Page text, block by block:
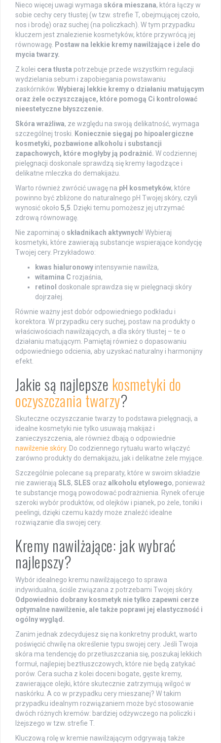
Nieco więcej uwagi wymaga skóra mieszana, która łączy w
sobie cechy cery tłustej (w tzw. strefie T, obejmującej czoło,
nos i brodę) oraz suchej (na policzkach). W tym przypadku
kluczem jest znalezienie kosmetyków, które przywrócą jej
równowagę. Postaw na lekkie kremy nawilżające i żele do
mycia twarzy.
Z kolei cera tłusta potrzebuje przede wszystkim regulacji
wydzielania sebum i zapobiegania powstawaniu
zaskórników. Wybieraj lekkie kremy o działaniu matującym
oraz żele oczyszczające, które pomogą Ci kontrolować
nieestetyczne błyszczenie.
Skóra wrażliwa, ze względu na swoją delikatność, wymaga
szczególnej troski. Koniecznie sięgaj po hipoalergiczne
kosmetyki, pozbawione alkoholu i substancji
zapachowych, które mogłyby ją podrażnić. W codziennej
pielęgnacji doskonale sprawdzą się kremy łagodzące i
delikatne mleczka do demakijażu.
Warto również zwrócić uwagę na pH kosmetyków, które
powinno być zbliżone do naturalnego pH Twojej skóry, czyli
wynosić około 5,5. Dzięki temu pomożesz jej utrzymać
zdrową równowagę.
Nie zapominaj o składnikach aktywnych! Wybieraj
kosmetyki, które zawierają substancje wspierające kondycję
Twojej cery. Przykładowo:
kwas hialuronowy intensywnie nawilża,
witamina C rozjaśnia,
retinol doskonale sprawdza się w pielęgnacji skóry
dojrzałej.
Równie ważny jest dobór odpowiedniego podkładu i
korektora. W przypadku cery suchej, postaw na produkty o
właściwościach nawilżających, a dla skóry tłustej – te o
działaniu matującym. Pamiętaj również o dopasowaniu
odpowiedniego odcienia, aby uzyskać naturalny i harmonijny
efekt.
Jakie są najlepsze kosmetyki do
oczyszczania twarzy?
Skuteczne oczyszczanie twarzy to podstawa pielęgnacji, a
idealne kosmetyki nie tylko usuwają makijaż i
zanieczyszczenia, ale również dbają o odpowiednie
nawilżenie skóry. Do codziennego rytuału warto włączyć
zarówno produkty do demakijażu, jak i delikatne żele myjące.
Szczególnie polecane są preparaty, które w swoim składzie
nie zawierają SLS, SLES oraz alkoholu etylowego, ponieważ
te substancje mogą powodować podrażnienia. Rynek oferuje
szeroki wybór produktów, od olejków i pianek, po żele, toniki i
peelingi, dzięki czemu każdy może znaleźć idealne
rozwiązanie dla swojej cery.
Kremy nawilżające: jak wybrać
najlepszy?
Wybór idealnego kremu nawilżającego to sprawa
indywidualna, ściśle związana z potrzebami Twojej skóry.
Odpowiednio dobrany kosmetyk nie tylko zapewni cerze
optymalne nawilżenie, ale także poprawi jej elastyczność i
ogólny wygląd.
Zanim jednak zdecydujesz się na konkretny produkt, warto
poświęcić chwilę na określenie typu swojej cery. Jeśli Twoja
skóra ma tendencję do przetłuszczania się, poszukaj lekkich
formuł, najlepiej beztłuszczowych, które nie będą zatykać
porów. Cera sucha z kolei doceni bogate, gęste kremy,
zawierające olejki, które skutecznie zatrzymują wilgoć w
naskórku. A co w przypadku cery mieszanej? W takim
przypadku idealnym rozwiązaniem może być stosowanie
dwóch różnych kremów: bardziej odżywczego na policzki i
lżejszego w tzw. strefie T.
Kluczową rolę w kremie nawilżającym odgrywają także